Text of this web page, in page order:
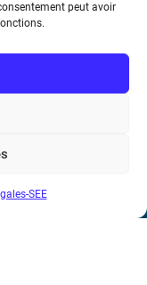
peut avoir
SEE
des Technologies
9
TVA intra-